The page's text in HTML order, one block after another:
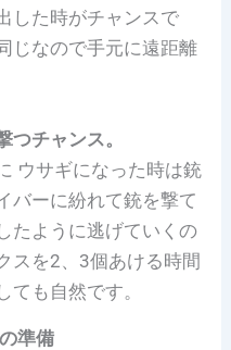
した時がチャンスで
じなので手元に遠距離
チャンス。
ウサギになった時は銃
バーに紛れて銃を撃て
ように逃げていくの
スを2、3個あける時間
ても自然です。
準備